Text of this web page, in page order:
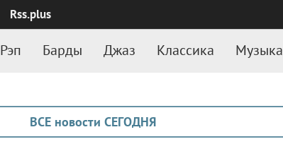
Rss.plus
Рэп Барды Джаз Классика Музыка
ВСЕ новости СЕГОДНЯ